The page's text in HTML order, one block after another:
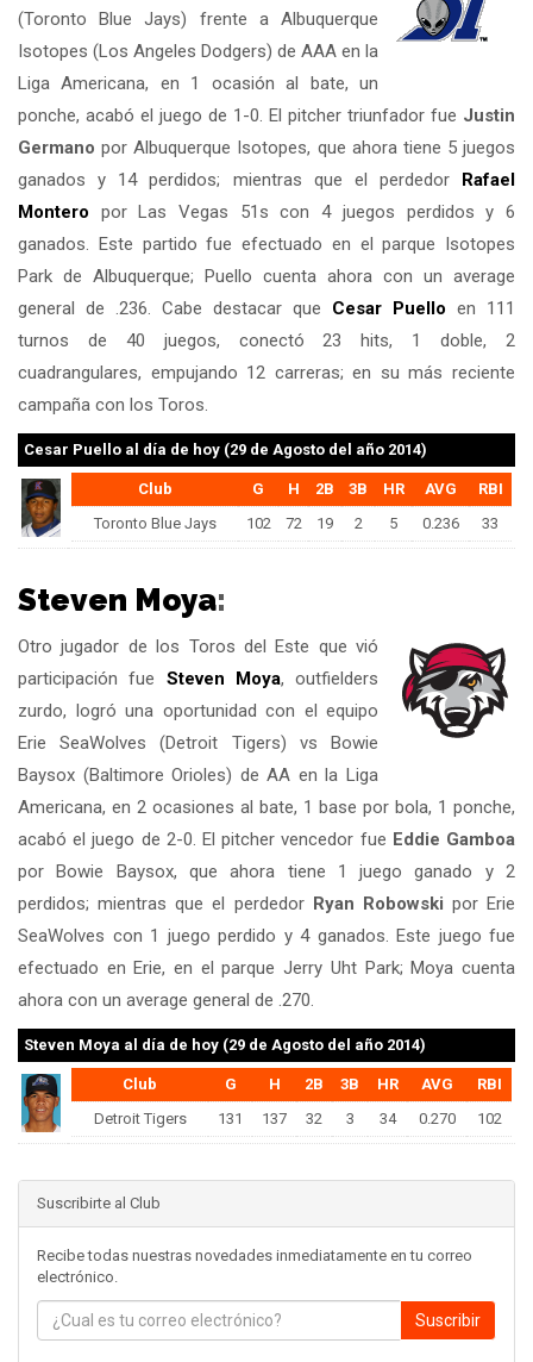
(Toronto Blue Jays) frente a Albuquerque
Isotopes (Los Angeles Dodgers) de AAA en la
Liga Americana, en 1 ocasión al bate, un
ponche, acabó el juego de 1-0. El pitcher triunfador fue Justin
Germano por Albuquerque Isotopes, que ahora tiene 5 juegos
ganados y 14 perdidos; mientras que el perdedor Rafael
Montero por Las Vegas 51s con 4 juegos perdidos y 6
ganados. Este partido fue efectuado en el parque Isotopes
Park de Albuquerque; Puello cuenta ahora con un average
general de .236. Cabe destacar que Cesar Puello en 111
turnos de 40 juegos, conectó 23 hits, 1 doble, 2
cuadrangulares, empujando 12 carreras; en su más reciente
campaña con los Toros.
Cesar Puello al día de hoy (29 de Agosto del año 2014)
Club G H 2B 3B HR AVG
RBI
Toronto Blue Jays
102 72 19 2 5 0.236 33
Steven Moya:
Otro jugador de los Toros del Este que vió
participación fue Steven Moya, outfielders
zurdo, logró una oportunidad con el equipo
Erie SeaWolves (Detroit Tigers) vs Bowie
Baysox (Baltimore Orioles) de AA en la Liga
Americana, en 2 ocasiones al bate, 1 base por bola, 1 ponche,
acabó el juego de 2-0. El pitcher vencedor fue Eddie Gamboa
por Bowie Baysox, que ahora tiene 1 juego ganado y 2
perdidos; mientras que el perdedor Ryan Robowski por Erie
SeaWolves con 1 juego perdido y 4 ganados. Este juego fue
efectuado en Erie, en el parque Jerry Uht Park; Moya cuenta
ahora con un average general de .270.
Steven Moya al día de hoy (29 de Agosto del año 2014)
Club G H 2B 3B HR AVG
RBI
Detroit Tigers
131 137 32 3 34 0.270 102
Suscribirte al Club
Recibe todas nuestras novedades inmediatamente en tu correo
electrónico.
Suscribir